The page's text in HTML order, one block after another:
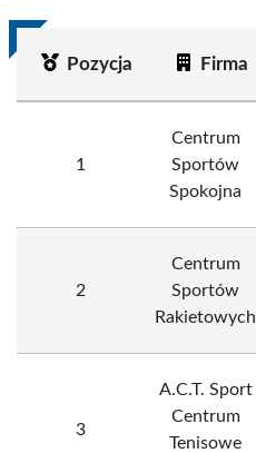
Pozycja Firma
1
Centrum
Sportów
Spokojna
2
Centrum
Sportów
Rakietowych
3
A.C.T. Sport
Centrum
Tenisowe